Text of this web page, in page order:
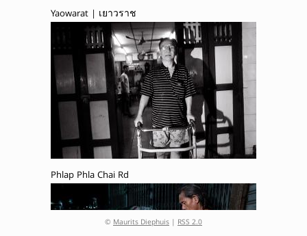
Yaowarat | เยาวราช
Phlap Phla Chai Rd
© Maurits Diephuis | RSS 2.0